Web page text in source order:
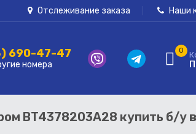
Отслеживание заказа Наши
690-47-47
номера
0
BT4378203A28 купить б/у в